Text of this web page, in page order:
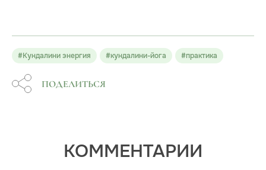
#Кундалини энергия #кундалини-йога #практика
ПОДЕЛИТЬСЯ
КОММЕНТАРИИ